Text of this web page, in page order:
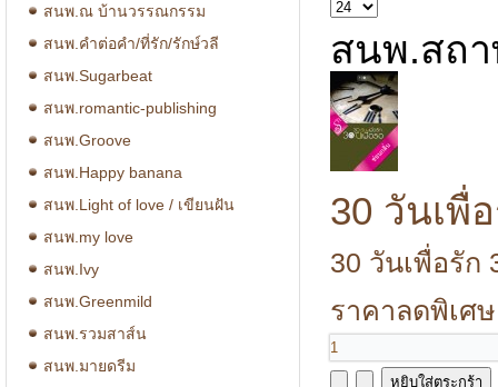
สนพ.ณ บ้านวรรณกรรม
สนพ.คำต่อคำ/ที่รัก/รักษ์วลี
สนพ.Sugarbeat
สนพ.romantic-publishing
สนพ.Groove
สนพ.Happy banana
สนพ.Light of love / เขียนฝัน
สนพ.my love
สนพ.Ivy
สนพ.Greenmild
สนพ.รวมสาส์น
สนพ.มายดรีม
สนพ.สถ
30 วันเพื่
30 วันเพื่อรัก
ราคาลดพิเศ